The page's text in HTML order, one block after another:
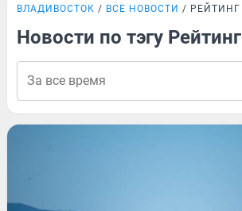
ВЛАДИВОСТОК ВСЕ НОВОСТИ РЕЙТИНГ
Новости по тэгу Рейтинг